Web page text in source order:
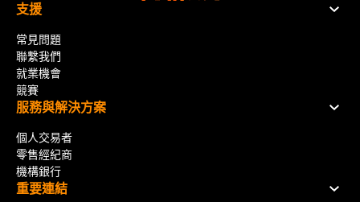
支援
常見問題
聯繫我們
就業機會
競賽
服務與解決方案
個人交易者
零售經紀商
機構銀行
重要連結